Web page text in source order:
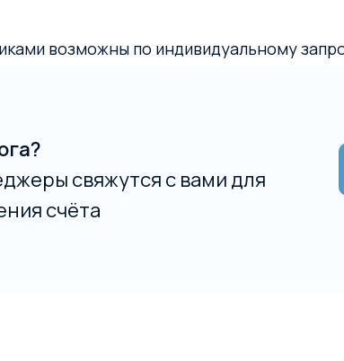
возможны по индивидуальному
свяжутся с вами для
счёта